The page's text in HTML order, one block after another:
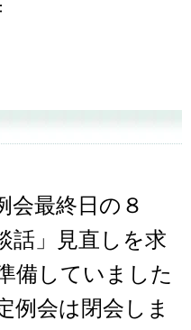
最終日の８
話」見直しを求
備していました
例会は閉会しま